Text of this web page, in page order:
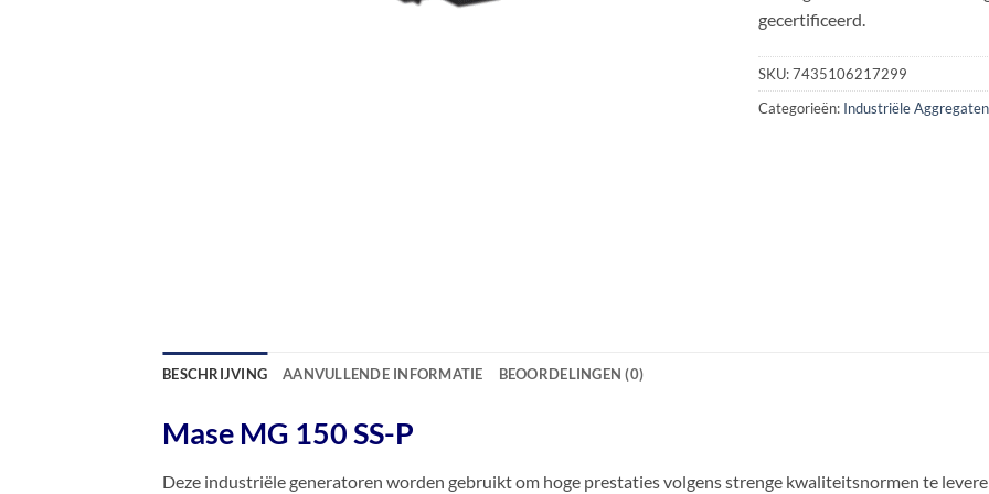
gecertificeerd.
SKU:7435106217299
Categorieën: Industriële Aggregaten
BESCHRIJVING AANVULLENDE INFORMATIE BEOORDELINGEN (0)
Mase MG 150 SS-P
Deze industriële generatoren worden gebruikt om hoge prestaties volgens strenge kwaliteitsnormen te